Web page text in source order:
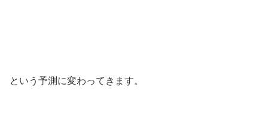
という予測に変わってきます。